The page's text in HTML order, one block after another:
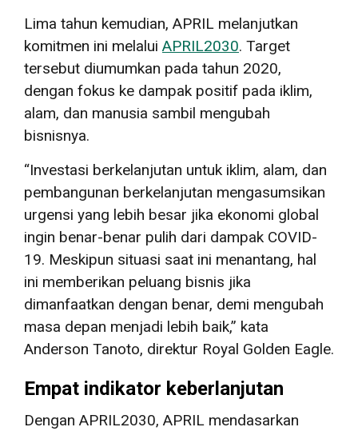
Lima tahun kemudian, APRIL melanjutkan
komitmen ini melalui APRIL2030. Target
tersebut diumumkan pada tahun 2020,
dengan fokus ke dampak positif pada iklim,
alam, dan manusia sambil mengubah
bisnisnya.
“Investasi berkelanjutan untuk iklim, alam, dan
pembangunan berkelanjutan mengasumsikan
urgensi yang lebih besar jika ekonomi global
ingin benar-benar pulih dari dampak COVID-
19. Meskipun situasi saat ini menantang, hal
ini memberikan peluang bisnis jika
dimanfaatkan dengan benar, demi mengubah
masa depan menjadi lebih baik,” kata
Anderson Tanoto, direktur Royal Golden Eagle.
Empat indikator keberlanjutan
Dengan APRIL2030, APRIL mendasarkan